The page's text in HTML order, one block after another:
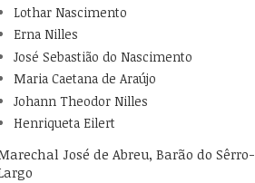
Lothar Nascimento
Erna Nilles
José Sebastião do Nascimento
Maria Caetana de Araújo
Johann Theodor Nilles
Henriqueta Eilert
José de Abreu, Barão do Sêrro-